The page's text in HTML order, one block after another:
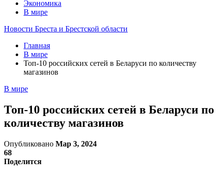
Экономика
В мире
Новости Бреста и Брестской области
Главная
В мире
Топ-10 российских сетей в Беларуси по количеству
магазинов
В мире
Топ-10 российских сетей в Беларуси по
количеству магазинов
Опубликовано Мар 3, 2024
68
Поделится